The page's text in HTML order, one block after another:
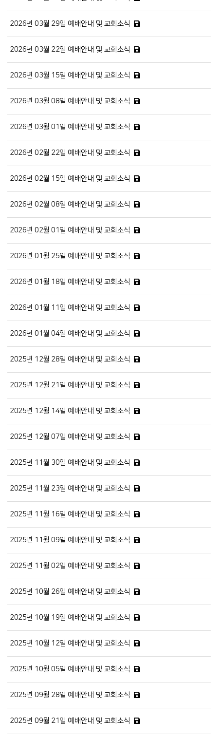
2026년 03월 29일 예배안내 및 교회소식
2026년 03월 22일 예배안내 및 교회소식
2026년 03월 15일 예배안내 및 교회소식
2026년 03월 08일 예배안내 및 교회소식
2026년 03월 01일 예배안내 및 교회소식
2026년 02월 22일 예배안내 및 교회소식
2026년 02월 15일 예배안내 및 교회소식
2026년 02월 08일 예배안내 및 교회소식
2026년 02월 01일 예배안내 및 교회소식
2026년 01월 25일 예배안내 및 교회소식
2026년 01월 18일 예배안내 및 교회소식
2026년 01월 11일 예배안내 및 교회소식
2026년 01월 04일 예배안내 및 교회소식
2025년 12월 28일 예배안내 및 교회소식
2025년 12월 21일 예배안내 및 교회소식
2025년 12월 14일 예배안내 및 교회소식
2025년 12월 07일 예배안내 및 교회소식
2025년 11월 30일 예배안내 및 교회소식
2025년 11월 23일 예배안내 및 교회소식
2025년 11월 16일 예배안내 및 교회소식
2025년 11월 09일 예배안내 및 교회소식
2025년 11월 02일 예배안내 및 교회소식
2025년 10월 26일 예배안내 및 교회소식
2025년 10월 19일 예배안내 및 교회소식
2025년 10월 12일 예배안내 및 교회소식
2025년 10월 05일 예배안내 및 교회소식
2025년 09월 28일 예배안내 및 교회소식
2025년 09월 21일 예배안내 및 교회소식